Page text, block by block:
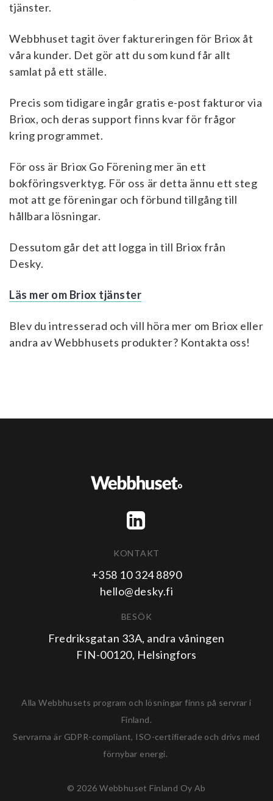
tjänster.
Webbhuset tagit över faktureringen för Briox åt
våra kunder. Det gör att du som kund får allt
samlat på ett ställe.
Precis som tidigare ingår gratis e-post fakturor via
Briox, och deras support finns kvar för frågor
kring programmet.
För oss är Briox Go Förening mer än ett
bokföringsverktyg. För oss är detta ännu ett steg
mot att ge föreningar och förbund tillgång till
hållbara lösningar.
Dessutom går det att logga in till Briox från
Desky.
Läs mer om Briox tjänster
Blev du intresserad och vill höra mer om Briox eller
andra av Webbhusets produkter? Kontakta oss!
KONTAKT
+358 10 324 8890
hello@desky.fi
BESÖK
Fredriksgatan 33A, andra våningen
FIN-00120, Helsingfors
Alla Webbhusets program och lösningar finns på servrar i
Finland.
Servrarna är GDPR-compliant, ISO-certifierade och drivs med
förnybar energi.
© 2026 Webbhuset Finland Oy Ab